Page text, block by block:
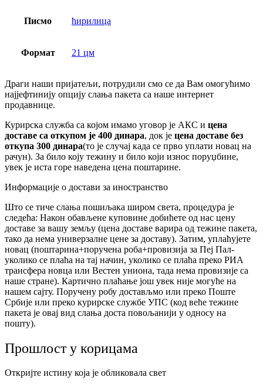
Писмо ћирилица
Формат 21 цм
Драги наши пријатељи, потрудили смо се да Вам омогућимо
најјефтинију опцију слања пакета са наше интернет
продавнице.
Курирска служба са којом имамо уговор је АКС и цена
доставе са откупом је 400 динара, док је цена доставе без
откупа 300 динара(то је случај када се прво уплати новац на
рачун). За било коју тежину и било који износ поруџбине,
увек је иста горе наведена цена поштарине.
Информације о достави за иностранство
Што се тиче слања пошиљака широм света, процедура је
следећа: Након обављене куповине добићете од нас цену
доставе за вашу земљу (цена доставе варира од тежине пакета,
тако да нема универзалне цене за доставу). Затим, уплаћујете
новац (поштарина+поручена роба+провизија за Пеј Пал-
уколико се плаћа на тај начин, уколико се плаћа преко РИА
трансфера новца или Вестен униона, тада нема провизије са
наше стране). Картично плаћање још увек није могуће на
нашем сајту. Поручену робу достављмо или преко Поште
Србије или преко курирске службе УПС (код веће тежине
пакета је овај вид слања доста повољанији у односу на
пошту).
Прошлост у корицама
Откријте истину која је обликовала свет